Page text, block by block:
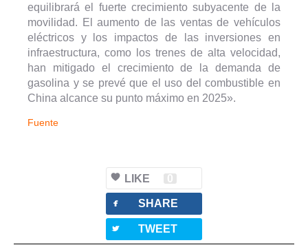
equilibrará el fuerte crecimiento subyacente de la
movilidad. El aumento de las ventas de vehículos
eléctricos y los impactos de las inversiones en
infraestructura, como los trenes de alta velocidad,
han mitigado el crecimiento de la demanda de
gasolina y se prevé que el uso del combustible en
China alcance su punto máximo en 2025».
Fuente
LIKE 0
facebook SHARE
twitterbird TWEET